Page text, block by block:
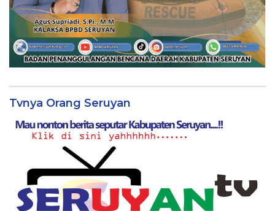
Tvnya Orang Seruyan